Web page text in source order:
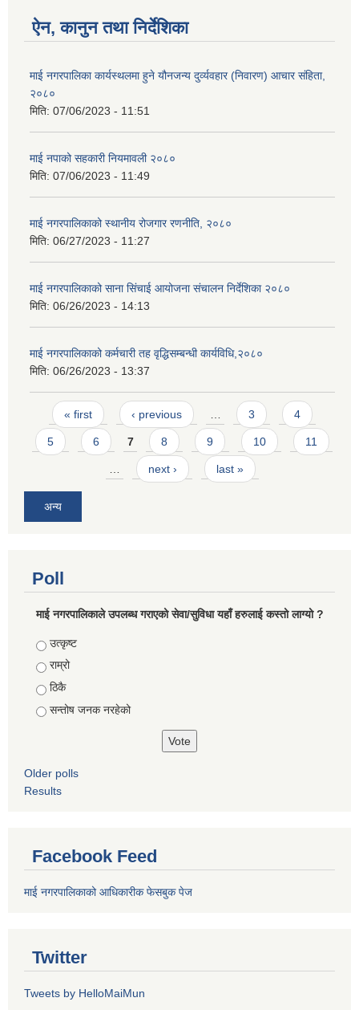
ऐन, कानुन तथा निर्देशिका
माई नगरपालिका कार्यस्थलमा हुने यौनजन्य दुर्व्यवहार (निवारण) आचार संहिता,
२०८०
मिति: 07/06/2023 - 11:51
माई नपाको सहकारी नियमावली २०८०
मिति: 07/06/2023 - 11:49
माई नगरपालिकाको स्थानीय रोजगार रणनीति, २०८०
मिति: 06/27/2023 - 11:27
माई नगरपालिकाको साना सिंचाई आयोजना संचालन निर्देशिका २०८०
मिति: 06/26/2023 - 14:13
माई नगरपालिकाको कर्मचारी तह वृद्धिसम्बन्धी कार्यविधि,२०८०
मिति: 06/26/2023 - 13:37
Pages
« first ‹ previous … 3 4
5 6 7 8 9 10 11
… next › last »
अन्य
Poll
माई नगरपालिकाले उपलब्ध गराएको सेवा/सुविधा यहाँ हरुलाई कस्तो लाग्यो ?
Choices
उत्कृष्ट
राम्रो
ठिकै
सन्तोष जनक नरहेको
Older polls
Results
Facebook Feed
माई नगरपालिकाको आधिकारीक फेसबुक पेज
Twitter
Tweets by HelloMaiMun